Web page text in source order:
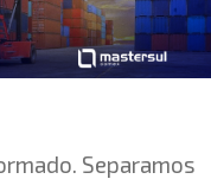
Separamos